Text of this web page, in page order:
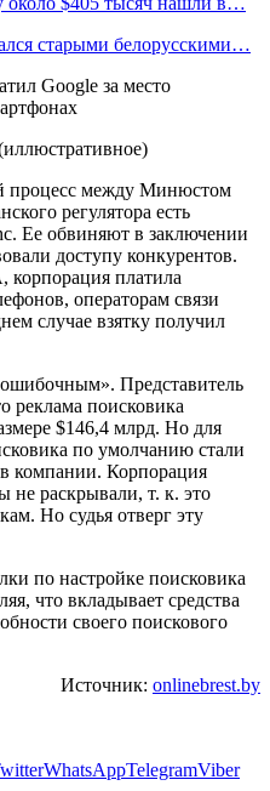
старыми белорусскими…
между Минюстом
регулятора есть
Ее обвиняют в заключении
доступу конкурентов.
платила
операторам связи
случае взятку получил
Представитель
реклама поисковика
$146,4 млрд. Но для
по умолчанию стали
компании. Корпорация
не раскрывали, т. к. это
Но судья отверг эту
по настройке поисковика
что вкладывает средства
своего поискового
Источник: onlinebrest.by
WhatsAppTelegramViber